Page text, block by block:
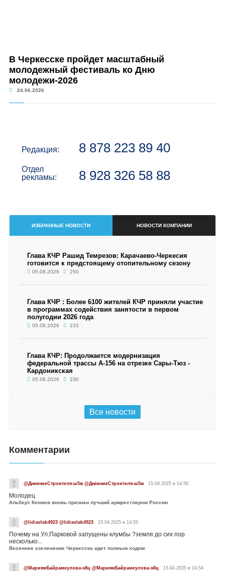
В Черкесске пройдет масштабный
молодежный фестиваль ко Дню
молодежи-2026
24.06.2026
Редакция: 8 878 223 89 40
Отдел
рекламы:
8 928 326 58 88
ИЗБРАННЫЕ НОВОСТИ НОВОСТИ КОМПАНИИ
Глава КЧР Рашид Темрезов: Карачаево-Черкесия
готовится к предстоящему отопительному сезону
05.08.2026 250
Глава КЧР : Более 6100 жителей КЧР приняли участие
в программах содействия занятости в первом
полугодии 2026 года
05.08.2026 233
Глава КЧР: Продолжается модернизация
федеральной трассы А-156 на отрезке Сары-Тюз -
Кардоникская
05.08.2026 230
Все новости
Комментарии
@ДневникСтроителя-ш5ж @ДневникСтроителя-ш5ж 15.04.2025 в 14:56
Молодец
Альберт Кенжев вновь признан лучший армрестлером России
@lidiavlab4923 @lidiavlab4923 15.04.2025 в 14:55
Почему на Ул.Парковой запущены клумбы ?земля до сих пор
несколько...
Весеннее озеленение Черкесска идет полным ходом
@МариямБайрамкулова-э8ц @МариямБайрамкулова-э8ц 15.04.2025 в 14:54